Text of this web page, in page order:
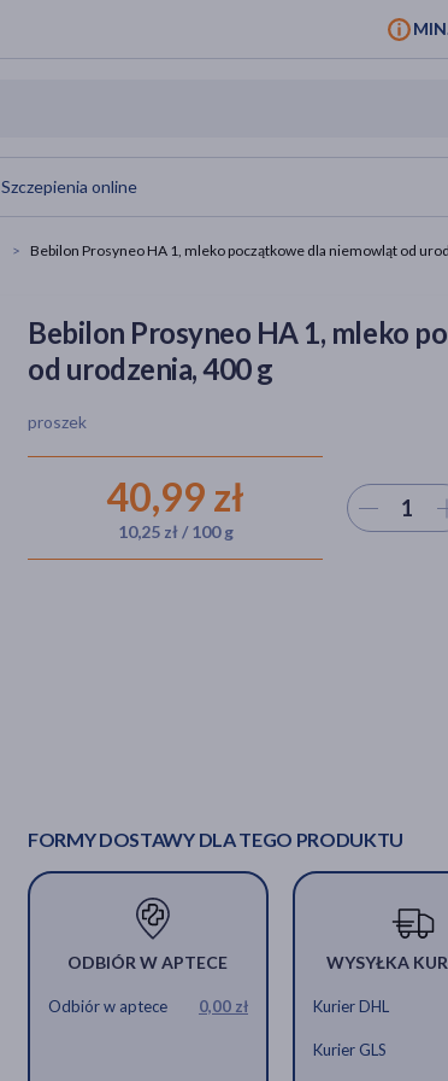
Szczepienia online
Bebilon Prosyneo HA 1, mleko początkowe dla niemowląt od
Bebilon Prosyneo HA 1, mleko
od urodzenia, 400 g
proszek
40,99 zł
10,25 zł / 100 g
Wybierz ilość
FORMY DOSTAWY DLA TEGO PRODUKTU
ODBIÓR W APTECE
Odbiór w aptece 0,00 zł
WYSYŁKA
Kurier DHL
Kurier GLS